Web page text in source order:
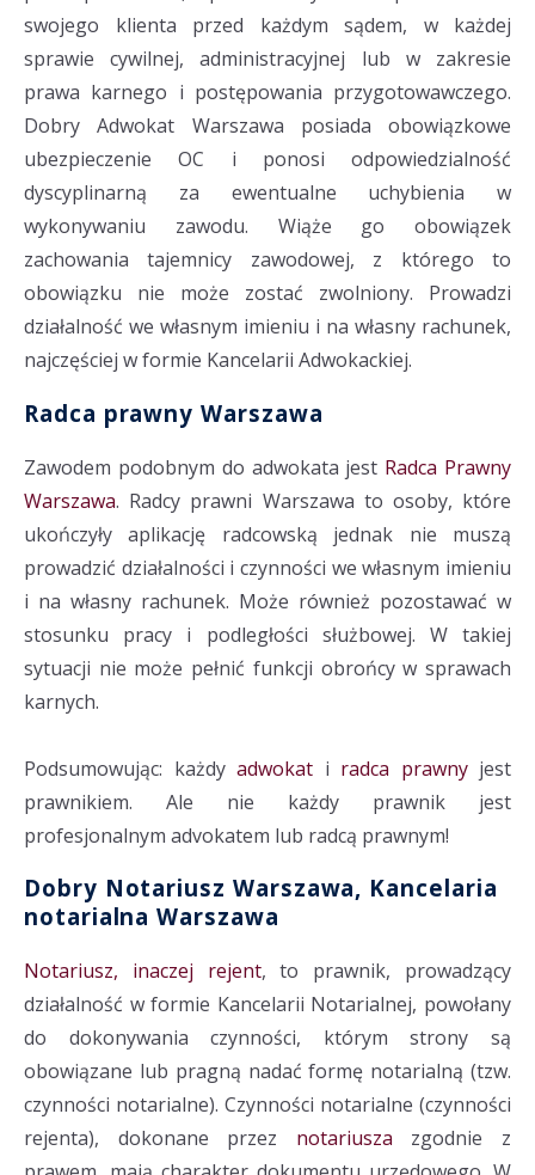
swojego klienta przed każdym sądem, w każdej
sprawie cywilnej, administracyjnej lub w zakresie
prawa karnego i postępowania przygotowawczego.
Dobry Adwokat Warszawa posiada obowiązkowe
ubezpieczenie OC i ponosi odpowiedzialność
dyscyplinarną za ewentualne uchybienia w
wykonywaniu zawodu. Wiąże go obowiązek
zachowania tajemnicy zawodowej, z którego to
obowiązku nie może zostać zwolniony. Prowadzi
działalność we własnym imieniu i na własny rachunek,
najczęściej w formie Kancelarii Adwokackiej.
Radca prawny Warszawa
Zawodem podobnym do adwokata jest Radca Prawny
Warszawa. Radcy prawni Warszawa to osoby, które
ukończyły aplikację radcowską jednak nie muszą
prowadzić działalności i czynności we własnym imieniu
i na własny rachunek. Może również pozostawać w
stosunku pracy i podległości służbowej. W takiej
sytuacji nie może pełnić funkcji obrońcy w sprawach
karnych.
Podsumowując: każdy adwokat i radca prawnyjest
prawnikiem. Ale nie każdy prawnik jest
profesjonalnym advokatem lub radcą prawnym!
Dobry Notariusz Warszawa, Kancelaria
notarialna Warszawa
Notariusz, inaczej rejent, to prawnik, prowadzący
działalność w formie Kancelarii Notarialnej, powołany
do dokonywania czynności, którym strony są
obowiązane lub pragną nadać formę notarialną (tzw.
czynności notarialne). Czynności notarialne (czynności
rejenta), dokonane przez notariusza zgodnie z